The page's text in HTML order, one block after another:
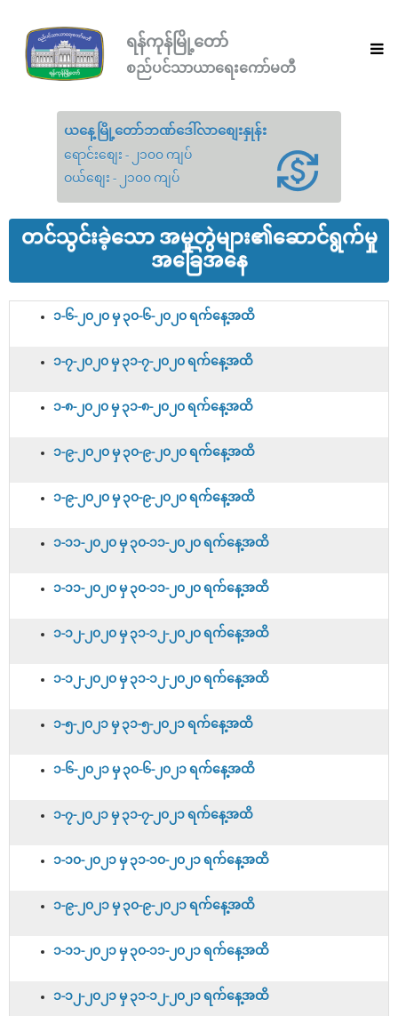
ရန်ကုန်မြို့တော်
စည်ပင်သာယာရေးကော်မတီ
ယနေ့မြို့တော်ဘဏ်ဒေါ်လာစျေးနှုန်း
ရောင်းစျေး - ၂၁၀၀ ကျပ်
ဝယ်စျေး - ၂၁၀၀ ကျပ်
တင်သွင်းခဲ့သော အမှုတွဲများ၏ဆောင်ရွက်မှု
အခြေအနေ
၁-၆-၂၀၂၀ မှ ၃၀-၆-၂၀၂၀ ရက်နေ့အထိ
၁-၇-၂၀၂၀ မှ ၃၁-၇-၂၀၂၀ ရက်နေ့အထိ
၁-၈-၂၀၂၀ မှ ၃၁-၈-၂၀၂၀ ရက်နေ့အထိ
၁-၉-၂၀၂၀ မှ ၃၀-၉-၂၀၂၀ ရက်နေ့အထိ
၁-၉-၂၀၂၀ မှ ၃၀-၉-၂၀၂၀ ရက်နေ့အထိ
၁-၁၁-၂၀၂၀ မှ ၃၀-၁၁-၂၀၂၀ ရက်နေ့အထိ
၁-၁၁-၂၀၂၀ မှ ၃၀-၁၁-၂၀၂၀ ရက်နေ့အထိ
၁-၁၂-၂၀၂၀ မှ ၃၁-၁၂-၂၀၂၀ ရက်နေ့အထိ
၁-၁၂-၂၀၂၀ မှ ၃၁-၁၂-၂၀၂၀ ရက်နေ့အထိ
၁-၅-၂၀၂၁ မှ ၃၁-၅-၂၀၂၁ ရက်နေ့အထိ
၁-၆-၂၀၂၁ မှ ၃၀-၆-၂၀၂၁ ရက်နေ့အထိ
၁-၇-၂၀၂၁ မှ ၃၁-၇-၂၀၂၁ ရက်နေ့အထိ
၁-၁၀-၂၀၂၁ မှ ၃၁-၁၀-၂၀၂၁ ရက်နေ့အထိ
၁-၉-၂၀၂၁ မှ ၃၀-၉-၂၀၂၁ ရက်နေ့အထိ
၁-၁၁-၂၀၂၁ မှ ၃၀-၁၁-၂၀၂၁ ရက်နေ့အထိ
၁-၁၂-၂၀၂၁ မှ ၃၁-၁၂-၂၀၂၁ ရက်နေ့အထိ